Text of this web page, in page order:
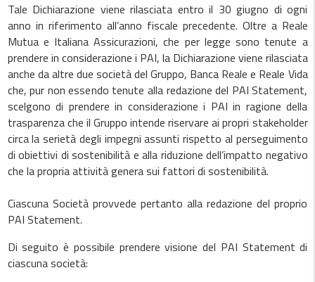
Tale Dichiarazione viene rilasciata entro il 30 giugno di ogni
anno in riferimento all’anno fiscale precedente. Oltre a Reale
Mutua e Italiana Assicurazioni, che per legge sono tenute a
prendere in considerazione i PAI, la Dichiarazione viene rilasciata
anche da altre due società del Gruppo, Banca Reale e Reale Vida
che, pur non essendo tenute alla redazione del PAI Statement,
scelgono di prendere in considerazione i PAI in ragione della
trasparenza che il Gruppo intende riservare ai propri stakeholder
circa la serietà degli impegni assunti rispetto al perseguimento
di obiettivi di sostenibilità e alla riduzione dell’impatto negativo
che la propria attività genera sui fattori di sostenibilità.
Ciascuna Società provvede pertanto alla redazione del proprio
PAI Statement.
Di seguito è possibile prendere visione del PAI Statement di
ciascuna società: